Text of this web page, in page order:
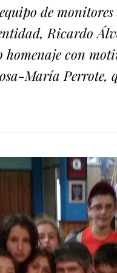
de
Ricardo
con
María Perrote,